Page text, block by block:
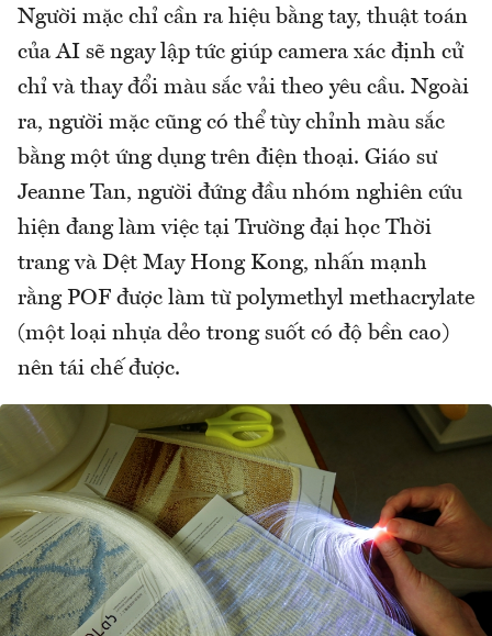
Người mặc chỉ cần ra hiệu bằng tay, thuật toán
của AI sẽ ngay lập tức giúp camera xác định cử
chỉ và thay đổi màu sắc vải theo yêu cầu. Ngoài
ra, người mặc cũng có thể tùy chỉnh màu sắc
bằng một ứng dụng trên điện thoại. Giáo sư
Jeanne Tan, người đứng đầu nhóm nghiên cứu
hiện đang làm việc tại Trường đại học Thời
trang và Dệt May Hong Kong, nhấn mạnh
rằng POF được làm từ polymethyl methacrylate
(một loại nhựa dẻo trong suốt có độ bền cao)
nên tái chế được.